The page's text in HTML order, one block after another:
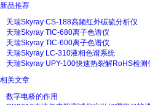
新品推荐
天瑞Skyray CS-188高频红外碳硫分析仪
天瑞Skyray TIC-680离子色谱仪
天瑞Skyray TIC-600离子色谱仪
天瑞Skyray LC-310液相色谱系统
天瑞Skyray UPY-100快速热裂解RoHS检测
相关文章
数字电桥的作用